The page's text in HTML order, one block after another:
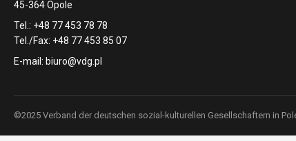
45-364 Opole
Tel.: +48 77 453 78 78
Tel./Fax: +48 77 453 85 07
E-mail: biuro@vdg.pl
©2025 Verband der deutschen sozial-kulturellen Gesellschaftern in